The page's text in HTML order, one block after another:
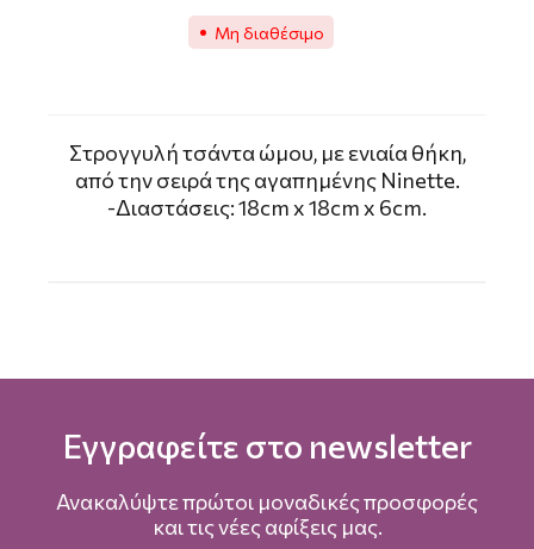
Μη διαθέσιμο
Στρογγυλή τσάντα ώμου, με ενιαία θήκη,
από την σειρά της αγαπημένης Ninette.
-Διαστάσεις: 18cm x 18cm x 6cm.
Εγγραφείτε στο newsletter
Ανακαλύψτε πρώτοι μοναδικές προσφορές
και τις νέες αφίξεις μας.